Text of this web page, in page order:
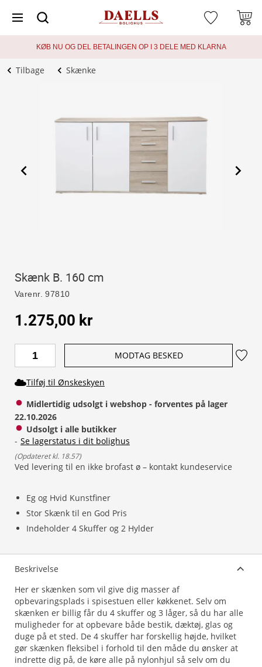
KØB NU OG DEL BETALINGEN OP I 3 DELE MED KLARNA
Tilbage Skænke
Skænk B. 160 cm
Varenr. 97810
Eg og Hvid Kunstfiner
Stor Skænk til en God Pris
Indeholder 4 Skuffer og 2 Hylder
1.275,00 kr
MODTAG BESKED
Tilføj til Ønskeskyen
Midlertidig udsolgt i webshop - forventes på lager
22.10.2026
Udsolgt i alle butikker
- Se lagerstatus i dit bolighus
(Opdateret kl. 18.57)
Ved levering til en ikke brofast ø – kontakt kundeservice
Beskrivelse
Her er skænken som vil give dig masser af
opbevaringsplads i spisestuen eller køkkenet. Selv om
skænken er billig får du 4 skuffer og 3 låger, så du har alle
muligheder for at opbevare både bestik, dæktøj, glas og
duge på et sted. De 4 skuffer har forskellig højde, hvilket
gør skænken fleksibel i forhold til den måde du ønsker at
indrette dig på, de køre alle på nylonhjul så selv om du